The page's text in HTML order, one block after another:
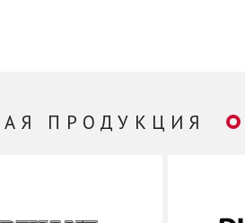
ПРОДУКЦИЯ